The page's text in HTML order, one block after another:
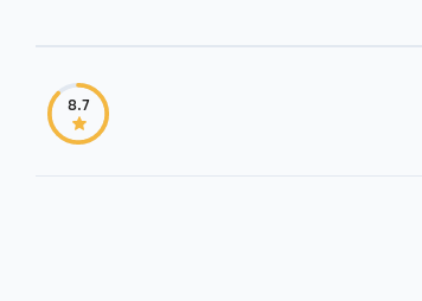
8.7